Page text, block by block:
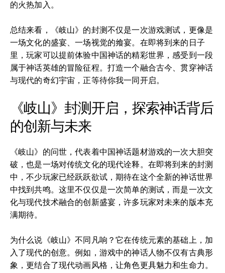
的火热加入。
总结来看，《岐山》的封测不仅是一次游戏测试，更像是
一场文化的盛宴、一场视觉的飨宴。在即将到来的日子
里，玩家可以提前体验中国神话的精彩世界，感受到一段
属于神话英雄的冒险征程。打造一个融合古今、贯穿神话
与现代的奇幻宇宙，正等待你我一同开启。
《岐山》封测开启，探索神话背后
的创新与未来
《岐山》的问世，代表着中国神话题材游戏的一次大胆突
破，也是一场对传统文化的现代诠释。在即将到来的封测
中，不少玩家已经跃跃欲试，期待在这个全新的神话世界
中找到共鸣。这里不仅仅是一次简单的测试，而是一次文
化与现代技术融合的创新盛宴，许多玩家对未来的版本充
满期待。
为什么说《岐山》不同凡响？它在传统元素的基础上，加
入了现代的创意。例如，游戏中的神话人物不仅有古典形
象，更结合了现代动画风格，让角色更具魅力和生命力。